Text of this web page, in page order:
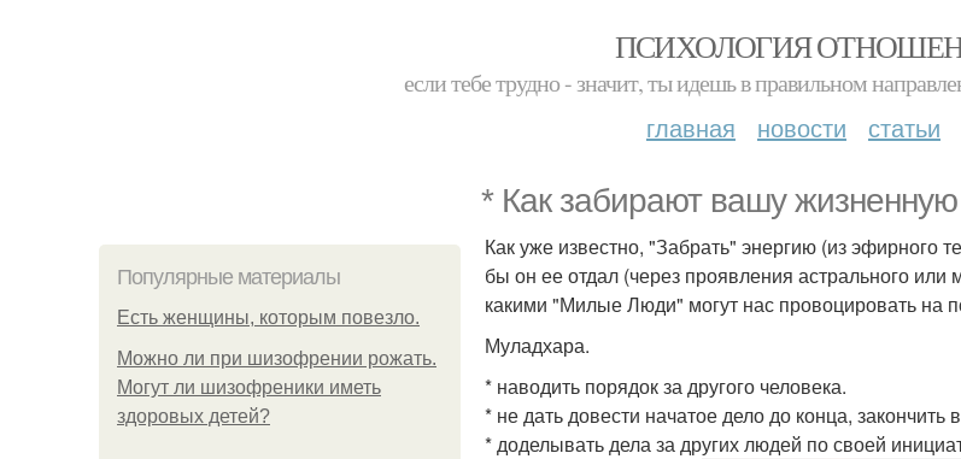
ПСИХОЛОГИЯ
если тебе трудно - значит, ты идешь в правильном
главная новости статьи
* Как забирают вашу
Популярные материалы
Есть женщины, которым повезло.
Можно ли при шизофрении рожать.
Могут ли шизофреники иметь
здоровых детей?
Как уже известно, "Забрать" энергию (из эфирного
бы он ее отдал (через проявления астрального
какими "Милые Люди" могут нас провоцировать на
Муладхара.
* наводить порядок за другого человека.
* не дать довести начатое дело до конца, закончить
* доделывать дела за других людей по своей